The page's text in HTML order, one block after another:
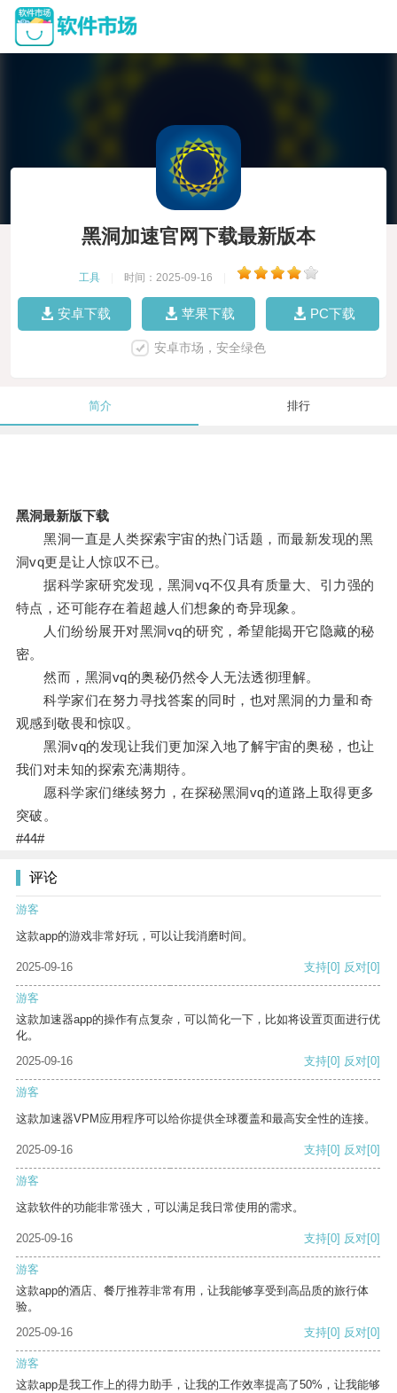
黑洞加速官网下载最新版本
工具 时间：2025-09-16
安卓下载 苹果下载 PC下载
安卓市场，安全绿色
简介 排行
黑洞最新版下载
黑洞一直是人类探索宇宙的热门话题，而最新发现的黑
洞vq更是让人惊叹不已。
据科学家研究发现，黑洞vq不仅具有质量大、引力强的
特点，还可能存在着超越人们想象的奇异现象。
人们纷纷展开对黑洞vq的研究，希望能揭开它隐藏的秘
密。
然而，黑洞vq的奥秘仍然令人无法透彻理解。
科学家们在努力寻找答案的同时，也对黑洞的力量和奇
观感到敬畏和惊叹。
黑洞vq的发现让我们更加深入地了解宇宙的奥秘，也让
我们对未知的探索充满期待。
愿科学家们继续努力，在探秘黑洞vq的道路上取得更多
突破。
#44#
评论
游客
这款app的游戏非常好玩，可以让我消磨时间。
2025-09-16 支持[0] 反对[0]
游客
这款加速器app的操作有点复杂，可以简化一下，比如将设置页面进行优
化。
2025-09-16
支持[0] 反对[0]
游客
这款加速器VPM应用程序可以给你提供全球覆盖和最高安全性的连接。
2025-09-16 支持[0] 反对[0]
游客
这款软件的功能非常强大，可以满足我日常使用的需求。
2025-09-16 支持[0] 反对[0]
游客
这款app的酒店、餐厅推荐非常有用，让我能够享受到高品质的旅行体
验。
2025-09-16
支持[0] 反对[0]
游客
这款app是我工作上的得力助手，让我的工作效率提高了50%，让我能够